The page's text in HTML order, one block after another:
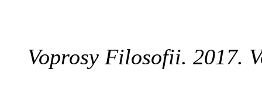
Voprosy Filosofii. 2017.